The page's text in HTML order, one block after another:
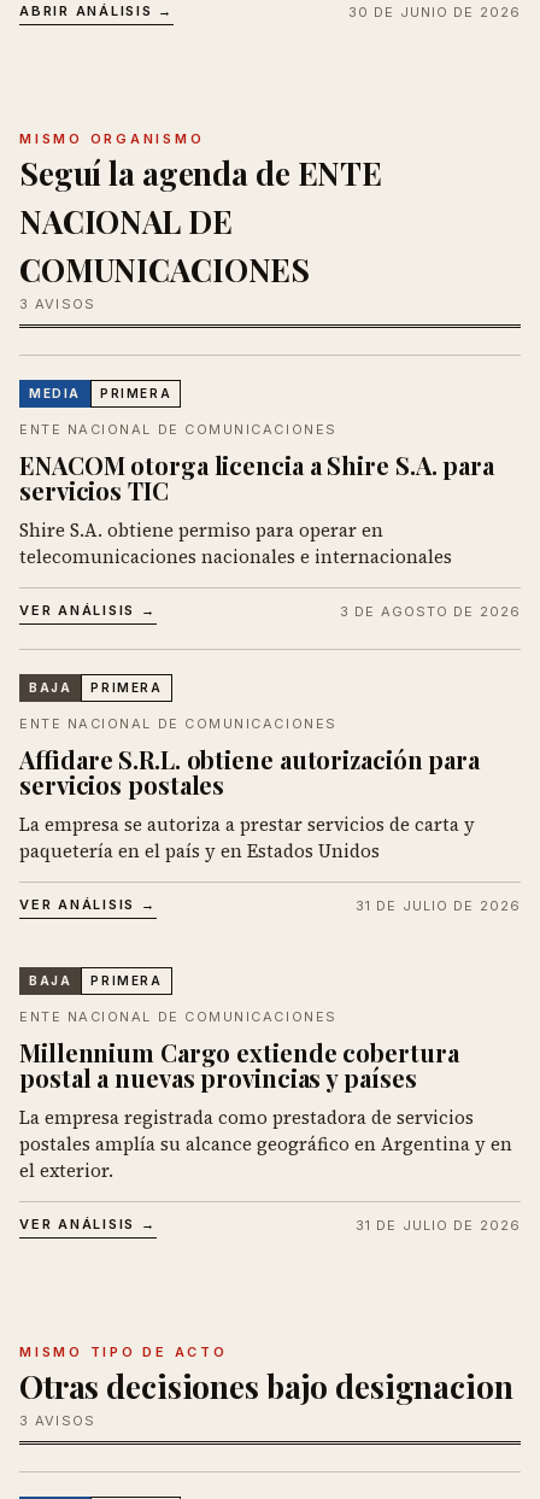
ABRIR ANÁLISIS → 30 DE JUNIO DE 2026
MISMO ORGANISMO
Seguí la agenda de ENTE
NACIONAL DE
COMUNICACIONES
3 AVISOS
MEDIA PRIMERA
ENTE NACIONAL DE COMUNICACIONES
ENACOM otorga licencia a Shire S.A. para
servicios TIC
Shire S.A. obtiene permiso para operar en
telecomunicaciones nacionales e internacionales
VER ANÁLISIS → 3 DE AGOSTO DE 2026
BAJA PRIMERA
ENTE NACIONAL DE COMUNICACIONES
Affidare S.R.L. obtiene autorización para
servicios postales
La empresa se autoriza a prestar servicios de carta y
paquetería en el país y en Estados Unidos
VER ANÁLISIS → 31 DE JULIO DE 2026
BAJA PRIMERA
ENTE NACIONAL DE COMUNICACIONES
Millennium Cargo extiende cobertura
postal a nuevas provincias y países
La empresa registrada como prestadora de servicios
postales amplía su alcance geográfico en Argentina y en
el exterior.
VER ANÁLISIS → 31 DE JULIO DE 2026
MISMO TIPO DE ACTO
Otras decisiones bajo designacion
3 AVISOS